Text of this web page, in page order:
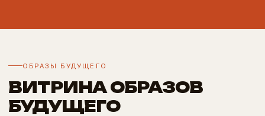
ОБРАЗЫ БУДУЩЕГО
ВИТРИНА ОБРАЗОВ
БУДУЩЕГО